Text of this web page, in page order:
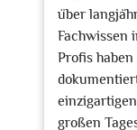
über
Fachwissen
Profis
großen